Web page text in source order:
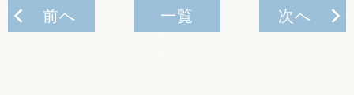
前へ 一覧 次へ